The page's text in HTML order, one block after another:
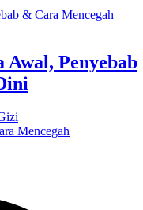
Awal, Penyebab
Mencegah